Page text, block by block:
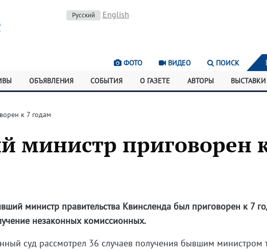
Русский English
ФОТО ВИДЕО ПОИСК
ОБЪЯВЛЕНИЯ СОБЫТИЯ О ГАЗЕТЕ АВТОРЫ ВЫСТАВКИ
к 7 годам
министр приговорен
министр правительства Квинсленда был приговорен к 7
незаконных комиссионных.
суд рассмотрел 36 случаев получения бывшим министром